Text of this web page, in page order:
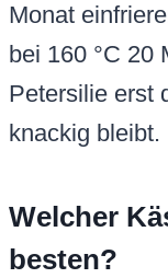
Monat
bei 160 °C 20
Petersilie erst
knackig bleibt.
Welcher
besten?